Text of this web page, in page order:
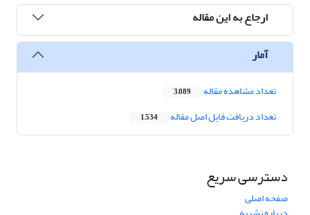
ارجاع به این مقاله
آمار
تعداد مشاهده مقاله 3,089
تعداد دریافت فایل اصل مقاله 1,534
دسترسی سریع
صفحه اصلی